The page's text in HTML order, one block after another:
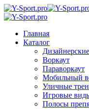
Главная
Каталог
Воркаут
Параворкаут
Мобильный
Уличные
Игровые
Полосы